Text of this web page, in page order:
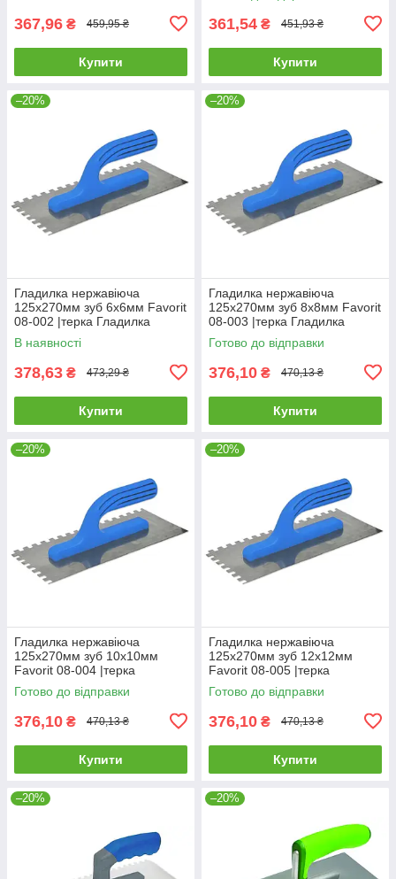
367,96 ₴ 459,95 ₴
Купити
361,54 ₴ 451,93 ₴
Купити
–20%
Гладилка нержавіюча
125х270мм зуб 6х6мм Favorit
08-002 |терка Гладилка
нержавеющая 125х270мм
зуб 6х6мм Favorit
В наявності
378,63 ₴ 473,29 ₴
Купити
–20%
Гладилка нержавіюча
125х270мм зуб 8х8мм Favorit
08-003 |терка Гладилка
нержавеющая 125х270мм
зуб 8х8мм Favorit
Готово до відправки
376,10 ₴ 470,13 ₴
Купити
–20%
Гладилка нержавіюча
125х270мм зуб 10х10мм
Favorit 08-004 |терка
Гладилка нержавеющая
125х270мм зуб 10х10мм
Готово до відправки
376,10 ₴ 470,13 ₴
Купити
–20%
Гладилка нержавіюча
125х270мм зуб 12х12мм
Favorit 08-005 |терка
Гладилка нержавеющая
125х270мм зуб 12х12мм
Готово до відправки
376,10 ₴ 470,13 ₴
Купити
–20% –20%